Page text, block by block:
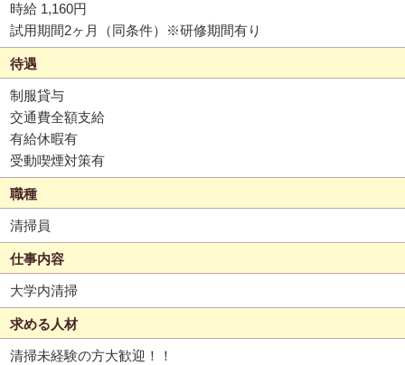
時給 1,160円
試用期間2ヶ月（同条件）※研修期間有り
待遇
制服貸与
交通費全額支給
有給休暇有
受動喫煙対策有
職種
清掃員
仕事内容
大学内清掃
求める人材
清掃未経験の方大歓迎！！